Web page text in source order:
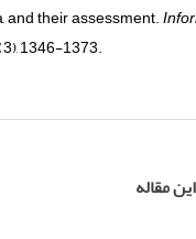
and their assessment.
1346-1373.
مقاله